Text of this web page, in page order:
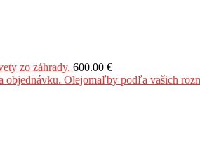
zo záhrady. 600.00 €